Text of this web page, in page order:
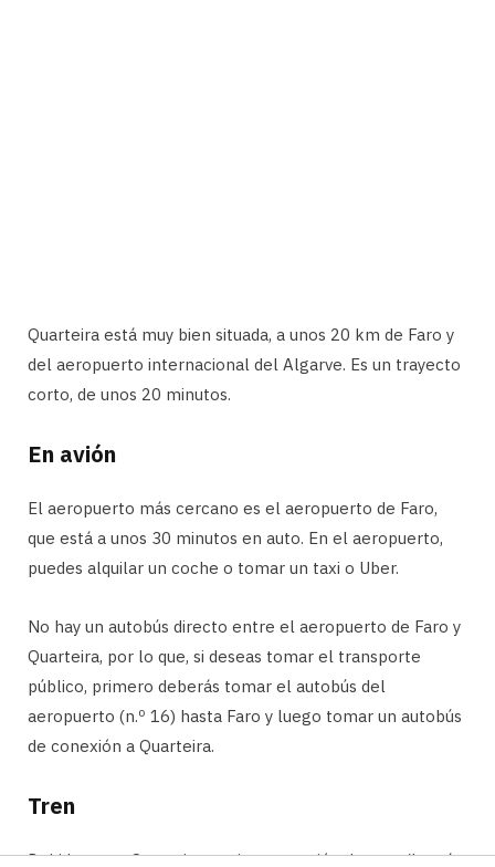
Quarteira está muy bien situada, a unos 20 km de Faro y
del aeropuerto internacional del Algarve. Es un trayecto
corto, de unos 20 minutos.
En avión
El aeropuerto más cercano es el aeropuerto de Faro,
que está a unos 30 minutos en auto. En el aeropuerto,
puedes alquilar un coche o tomar un taxi o Uber.
No hay un autobús directo entre el aeropuerto de Faro y
Quarteira, por lo que, si deseas tomar el transporte
público, primero deberás tomar el autobús del
aeropuerto (n.º 16) hasta Faro y luego tomar un autobús
de conexión a Quarteira.
Tren
Debido a que Quarteira no tiene estación de tren (la más